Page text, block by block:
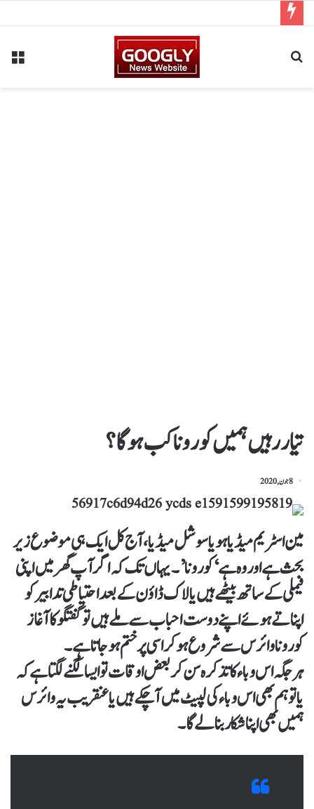
تیار رہیں ہمیں کورونا کب ہوگا؟
8 جون, 2020
مین اسٹریم میڈیا ہو یا سوشل میڈیا، آج کل ایک ہی موضوع زیر
بحث ہے اور وہ ہے ‘کورونا’۔ یہاں تک کہ اگر آپ گھر میں اپنی
فیملی کے ساتھ بیٹھے ہیں یا لاک ڈاؤن کے بعد احتیاطی تدابیر کو
اپناتے ہوئے اپنے دوست احباب سے ملے ہیں تو گفتگو کا آغاز
کورونا وائرس سے شروع ہو کر اسی پر ختم ہو جاتا ہے۔
ہر جگہ اس وباء کا تذکرہ سن کر بعض اوقات تو ایسا لگنے لگتا ہے کہ
یا تو ہم بھی اس وباء کی لپیٹ میں آچکے ہیں یا عنقریب یہ وائرس
ہمیں بھی اپنا شکار بنا لے گا۔